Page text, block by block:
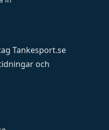
Tankesport.se
och